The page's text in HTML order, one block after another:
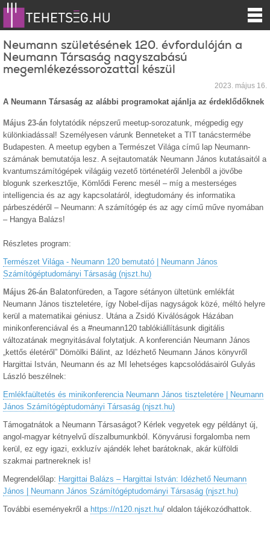
Neumann születésének 120. évfordulóján a
Neumann Társaság nagyszabású
megemlékezéssorozattal készül
2023. május 16.
A Neumann Társaság az alábbi programokat ajánlja az érdeklődőknek
Május 23-án folytatódik népszerű meetup-sorozatunk, mégpedig egy
különkiadással! Személyesen várunk Benneteket a TIT tanácstermébe
Budapesten. A meetup egyben a Természet Világa című lap Neumann-
számának bemutatója lesz. A sejtautomaták Neumann János kutatásaitól a
kvantumszámítógépek világáig vezető történetéről Jelenből a jövőbe
blogunk szerkesztője, Kömlődi Ferenc mesél – míg a mesterséges
intelligencia és az agy kapcsolatáról, idegtudomány és informatika
párbeszédéről – Neumann: A számítógép és az agy című műve nyomában
– Hangya Balázs!
Részletes program:
Természet Világa - Neumann 120 bemutató | Neumann János
Számítógéptudományi Társaság (njszt.hu)
Május 26-án Balatonfüreden, a Tagore sétányon ültetünk emlékfát
Neumann János tiszteletére, így Nobel-díjas nagyságok közé, méltó helyre
kerül a matematikai géniusz. Utána a Zsidó Kiválóságok Házában
minikonferenciával és a #neumann120 tablókiállításunk digitális
változatának megnyitásával folytatjuk. A konferencián Neumann János
„kettős életéről” Dömölki Bálint, az Idézhető Neumann János könyvről
Hargittai István, Neumann és az MI lehetséges kapcsolódásairól Gulyás
László beszélnek:
Emlékfaültetés és minikonferencia Neumann János tiszteletére | Neumann
János Számítógéptudományi Társaság (njszt.hu)
Támogatnátok a Neumann Társaságot? Kérlek vegyetek egy példányt új,
angol-magyar kétnyelvű díszalbumunkból. Könyvárusi forgalomba nem
kerül, ez egy igazi, exkluzív ajándék lehet barátoknak, akár külföldi
szakmai partnereknek is!
Megrendelőlap: Hargittai Balázs – Hargittai István: Idézhető Neumann
János | Neumann János Számítógéptudományi Társaság (njszt.hu)
További eseményekről a https://n120.njszt.hu/ oldalon tájékozódhattok.